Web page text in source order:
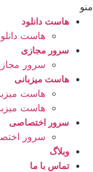
منو
هاست دانلود
هاست
سرور مجازی
سرور
هاست میزبانی
هاست
هاست
سرور اختصاصی
سرور
وبلاگ
تماس با ما